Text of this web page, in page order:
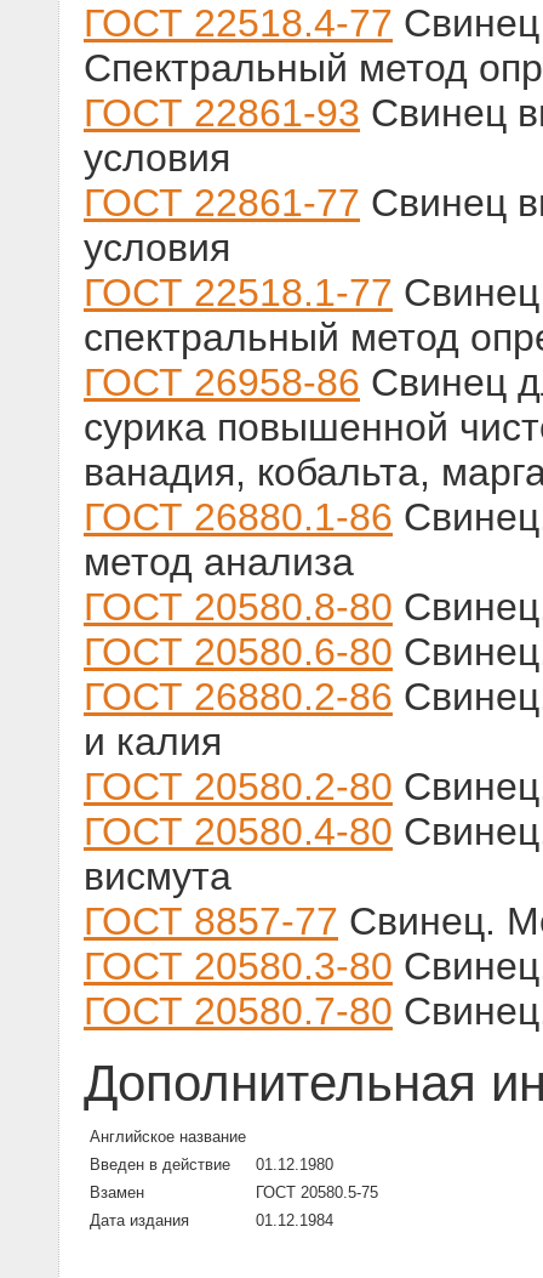
ГОСТ 22518.4-77
Спектральный метод
ГОСТ 22861-93 Свинец
условия
ГОСТ 22861-77 Свинец
условия
ГОСТ 22518.1-77
спектральный метод
ГОСТ 26958-86 Свинец
сурика повышенной
ванадия, кобальта,
ГОСТ 26880.1-86
метод анализа
ГОСТ 20580.8-80
ГОСТ 20580.6-80
ГОСТ 26880.2-86
и калия
ГОСТ 20580.2-80
ГОСТ 20580.4-80
висмута
ГОСТ 8857-77 Свинец.
ГОСТ 20580.3-80
ГОСТ 20580.7-80
Дополнительная
Английское название
Введен в действие
01.12.1980
Взамен
ГОСТ 20580.5-75
Дата издания
01.12.1984